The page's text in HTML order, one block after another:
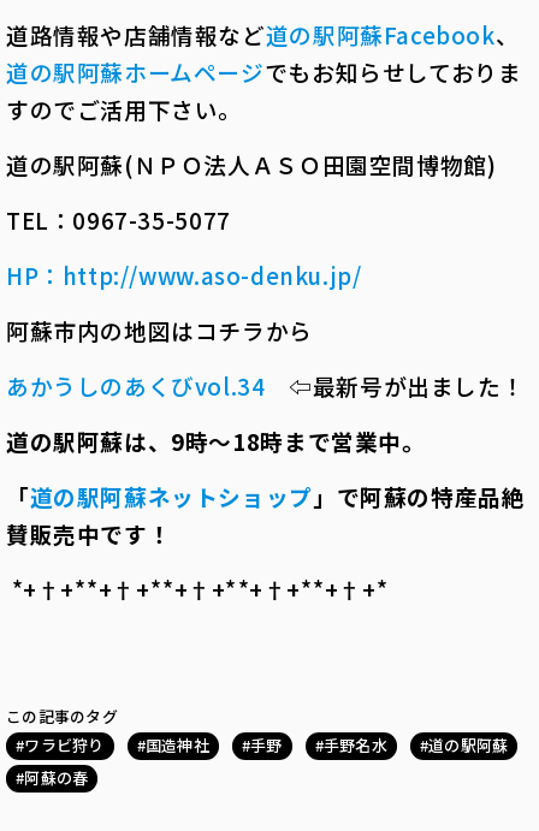
道路情報や店舗情報など道の駅阿蘇Facebook、
道の駅阿蘇ホームページでもお知らせしておりま
すのでご活用下さい。
道の駅阿蘇(ＮＰＯ法人ＡＳＯ田園空間博物館)
TEL：0967-35-5077
HP ： http://www.aso-denku.jp/
阿蘇市内の地図はコチラから
あかうしのあくびvol.34 ⇦最新号が出ました！
道の駅阿蘇は、 9時～18時まで営業中。
「道の駅阿蘇ネットショップ」で阿蘇の特産品絶
賛販売中です！
*+†+*――*+†+*――*+†+*――*+†+*――*+†+*――
この記事のタグ
ワラビ狩り
国造神社 手野 手野名水
道の駅阿蘇
阿蘇の春